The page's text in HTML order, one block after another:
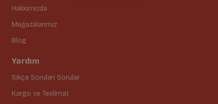
Hakkımızda
Mağazalarımız
Blog
Yardım
Sıkça Sorulan Sorular
Kargo ve Teslimat